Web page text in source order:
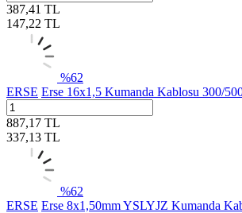
387,41 TL
147,22 TL
%62
ERSE Erse 16x1,5 Kumanda Kablosu 300/
887,17 TL
337,13 TL
%62
ERSE Erse 8x1,50mm YSLYJZ Kumanda